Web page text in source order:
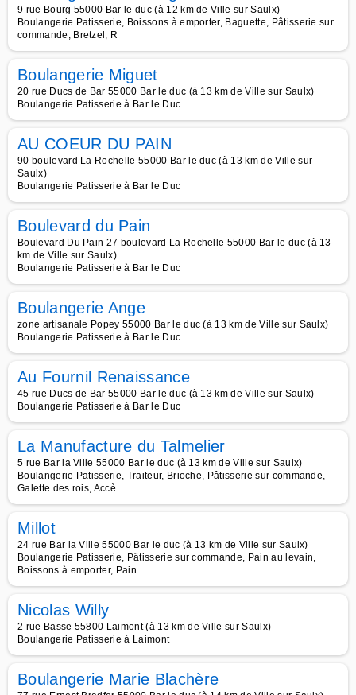
9 rue Bourg 55000 Bar le duc (à 12 km de Ville sur Saulx)
Boulangerie Patisserie, Boissons à emporter, Baguette, Pâtisserie sur
commande, Bretzel, R
Boulangerie Miguet
20 rue Ducs de Bar 55000 Bar le duc (à 13 km de Ville sur Saulx)
Boulangerie Patisserie à Bar le Duc
AU COEUR DU PAIN
90 boulevard La Rochelle 55000 Bar le duc (à 13 km de Ville sur
Saulx)
Boulangerie Patisserie à Bar le Duc
Boulevard du Pain
Boulevard Du Pain 27 boulevard La Rochelle 55000 Bar le duc (à 13
km de Ville sur Saulx)
Boulangerie Patisserie à Bar le Duc
Boulangerie Ange
zone artisanale Popey 55000 Bar le duc (à 13 km de Ville sur Saulx)
Boulangerie Patisserie à Bar le Duc
Au Fournil Renaissance
45 rue Ducs de Bar 55000 Bar le duc (à 13 km de Ville sur Saulx)
Boulangerie Patisserie à Bar le Duc
La Manufacture du Talmelier
5 rue Bar la Ville 55000 Bar le duc (à 13 km de Ville sur Saulx)
Boulangerie Patisserie, Traiteur, Brioche, Pâtisserie sur commande,
Galette des rois, Accè
Millot
24 rue Bar la Ville 55000 Bar le duc (à 13 km de Ville sur Saulx)
Boulangerie Patisserie, Pâtisserie sur commande, Pain au levain,
Boissons à emporter, Pain
Nicolas Willy
2 rue Basse 55800 Laimont (à 13 km de Ville sur Saulx)
Boulangerie Patisserie à Laimont
Boulangerie Marie Blachère